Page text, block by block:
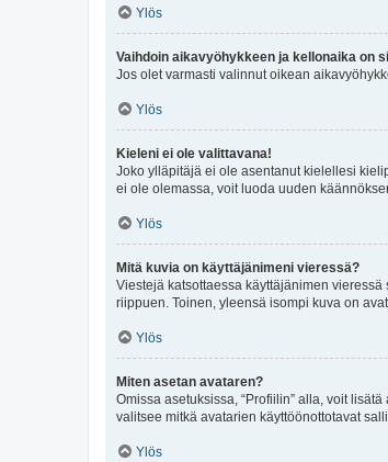
Ylös
Vaihdoin aikavyöhykkeen ja kellonaika on
Jos olet varmasti valinnut oikean
Ylös
Kieleni ei ole valittavana!
Joko ylläpitäjä ei ole asentanut kielellesi
ei ole olemassa, voit luoda uuden
Ylös
Mitä kuvia on käyttäjänimeni vieressä?
Viestejä katsottaessa käyttäjänimen
riippuen. Toinen, yleensä isompi kuva on
Ylös
Miten asetan avataren?
Omissa asetuksissa, “Profiilin” alla, voit
valitsee mitkä avatarien käyttöönottotavat
Ylös